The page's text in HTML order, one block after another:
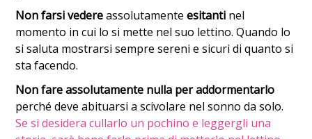
Non farsi vedereassolutamenteesitanti nel
momento in cui lo si mette nel suo lettino. Quando lo
si saluta mostrarsi sempre sereni e sicuri di quanto si
sta facendo.
Non fare assolutamente nulla per addormentarlo
perché deve abituarsi a scivolare nel sonno da solo.
Se si desidera cullarlo un pochino e leggergli una